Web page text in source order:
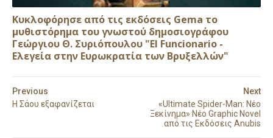
Κυκλοφόρησε από τις εκδόσεις Gema το
μυθιστόρημα του γνωστού δημοσιογράφου
Γεώργιου Θ. Συριόπουλου "El Funcionario -
Ελεγεία στην Ευρωκρατία των Βρυξελλών"
Next
«Ultimate Spider-Man: Νέο
Ξεκίνημα» Νέο Graphic Novel
από τις Εκδόσεις Anubis
Previous
Η Σάου εξαφανίζεται